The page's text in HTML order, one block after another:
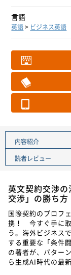
言語
英語> ビジネス英語
内容紹介
読者レビュー
英文契約交渉
交渉」の勝ち方
国際契約のプロフ
携！ 今すぐ手に取
う。海外ビジネス
する重要な「条件
の著者が、パター
ら生成AI時代の最